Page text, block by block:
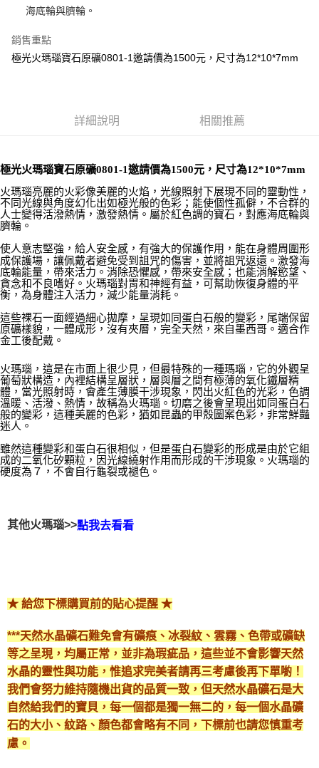
悠遊付
ATM付款
每筆NT$80，滿NT$3,000(含以上)免運費
郵局幫你送（離島）
每筆NT$80，滿NT$3,000(含以上)免運費
付款後門市自取
免運費
海底輪與臍輪。
銷售重點
極光火瑪瑙寶石原礦0801-1邀請價為1500元，尺寸為12*10*7mm
詳細說明 相關推薦
極光火瑪瑙寶石原礦0801-1邀請價為1500元，尺寸為12*10*7mm
火瑪瑙亮麗的火彩像美麗的火焰，光線照射下展現不同的靈動性，
不同光線與角度幻化出如極光般的色彩；能使個性孤僻，不合群的
人士變得活潑熱情，激發熱情。屬於紅色調的寶石，對應海底輪與
臍輪。
使人意志堅強，給人安全感，有強大的保護作用，能在身體周圍形
成保護場，讓佩戴者避免受到詛咒的傷害，並將詛咒返還。激發海
底輪能量，帶來活力。消除恐懼感，帶來安全感；也能消解慾望、
貪念和不良嗜好。火瑪瑙對胃和神經有益，可幫助恢復身體的平
衡，為身體注入活力，減少能量消耗。
這些裸石一面經過細心拋摩，呈現如同蛋白石般的變彩，尾端保留
原礦樣貌，一體成形，沒有夾層，完全天然，來自墨西哥。適合作
金工後配戴。
火瑪瑙，這是在市面上很少見，但最特殊的一種瑪瑙，它的外觀呈
葡萄狀構造，內裡結構呈層狀，層與層之間有極薄的氧化鐵層精
體，當光照射時，會產生薄膜干涉現象，閃出火紅色的光彩，色調
溫暖、活潑、熱情，故稱為火瑪瑙。切磨之後會呈現出如同蛋白石
般的變彩，這種美麗的色彩，猶如昆蟲的甲殼圖案色彩，非常鮮豔
迷人。
雖然這種變彩和蛋白石很相似，但是蛋白石變彩的形成是由於它組
成的二氧化矽顆粒，因光線繞射作用而形成的干涉現象。火瑪瑙的
硬度為７，不會自行龜裂或褪色。
其他火瑪瑙>>點我去看看
★ 給您下標購買前的貼心提醒 ★
***天然水晶礦石難免會有礦痕、冰裂紋、雲霧、色帶或礦缺
等之呈現，均屬正常，並非為瑕疵品，這些並不會影響天然
水晶的靈性與功能，惟追求完美者請再三考慮後再下單喲！
我們會努力維持隨機出貨的品質一致，但天然水晶礦石是大
自然給我們的寶貝，每一個都是獨一無二的，每一個水晶礦
石的大小、紋路、顏色都會略有不同，下標前也請您慎重考
慮。